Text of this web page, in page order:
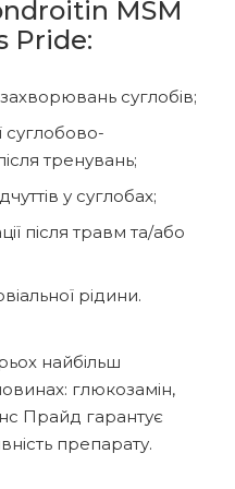
MSM
Pride:
суглобів;
суглобово-
тренувань;
у суглобах;
після травм та/або
рідини.
найбільш
глюкозамін,
Прайд гарантує
препарату.